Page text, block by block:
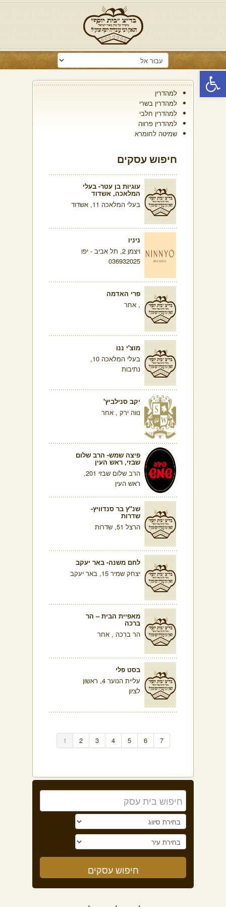
פתח סרגל נגישות
למהדרין
למהדרין בשרי
למהדרין חלבי
למהדרין פרווה
שמיטה לחומרא
חיפוש עסקים
עוגיות בן עטר- בעלי
המלאכה, אשדוד
בעלי המלאכה 11, אשדוד
ניניו
ויצמן 2, תל אביב - יפו
036932025
פרי האדמה
, אחר
מוצ'י ננו
בעלי המלאכה 10,
נתיבות
יקב סנילביץ'
נווה ירק , אחר
פיצה שמש- הרב שלום
שבזי, ראש העין
הרב שלום שבזי 201,
ראש העין
שנ"ץ בר סנדוויץ-
שדרות
הרצל 51, שדרות
לחם משנה- באר יעקב
יצחק שמיר 15, באר יעקב
מאפיית הבית – הר
ברכה
הר ברכה , אחר
בסט פלי
עליית הנוער 4, ראשון
לציון
1 2 3 4 5 6 7